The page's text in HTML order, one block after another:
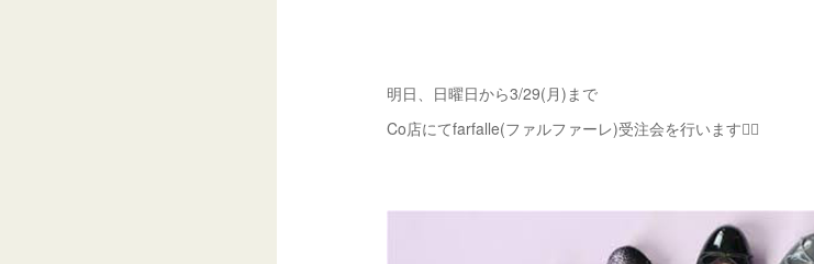
明日、日曜日から3/29(月)まで
Co店にてfarfalle(ファルファーレ)受注会を行います💁‍♀️